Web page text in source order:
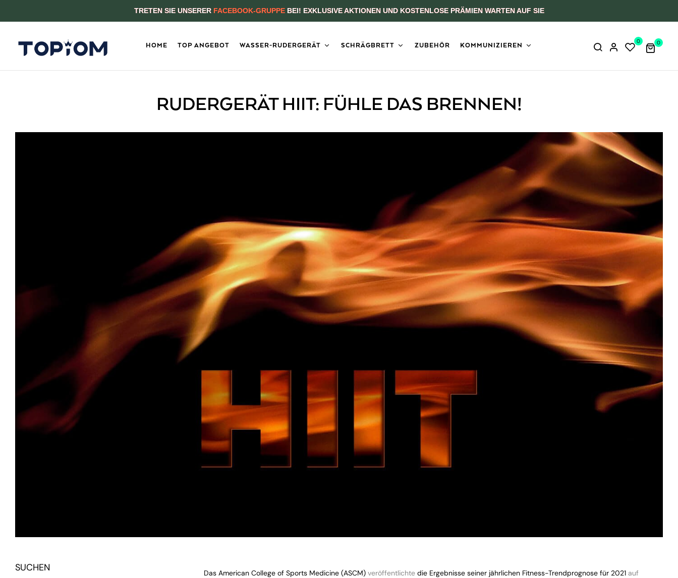
TRETEN SIE UNSERER FACEBOOK-GRUPPEBEI! EXKLUSIVE AKTIONEN UND KOSTENLOSE PRÄMIEN WARTEN AUF SIE
HOME TOP ANGEBOT WASSER-RUDERGERÄT SCHRÄGBRETT ZUBEHÖR KOMMUNIZIEREN
0 0
RUDERGERÄT HIIT: FÜHLE DAS BRENNEN!
SUCHEN Das American College of Sports Medicine (ASCM)veröffentlichte die Ergebnisse seiner jährlichen Fitness-Trendprognose für 2021auf